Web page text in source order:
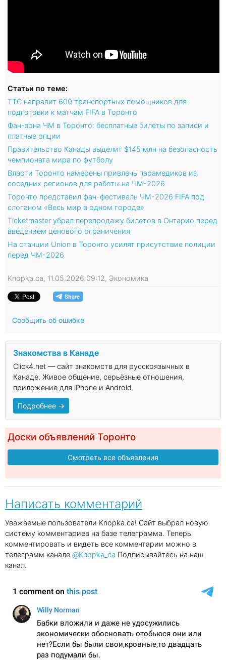
Статьи по теме:
TTC направит 600 транспортных помощников для
подготовки к матчам FIFA в Торонто
Фан-зона ЧМ в Торонто: бесплатные билеты по записи и
платные опции
Правительство Канады выделит $145 млн на безопасность
чемпионата мира по футболу
Власти Торонто намерены привлечь парамедиков из
соседних регионов для работы на ЧМ-2026
Торонто представил фан-фестиваль ЧМ-2026 FIFA под
слоганом «Весь мир в одном городе»
Ticketmaster убрал перепродажу билетов в Онтарио перед
введением ценового ограничения
На станции Union в Торонто усилят присутствие полиции
перед ЧМ-2026
Knopka.ca, 11.05.2026 09:12, Экономика
Сообщить об ошибке
Знакомства в Канаде
Click4.net — сайт знакомств для русскоязычных в
Канаде. Живое общение, серьёзные отношения,
приложение для iPhone и Android.
Подробнее →
Доски объявлений Торонто
Смотреть все объявления
Написать комментарий
Уважаемые пользователи Knopka.ca! Сайт выбрал новую
систему комментариев на базе телеграмма. Теперь
комментировать и видеть все комментарии можно в
телеграмм канале @Knopka_ca Подписывайтесь на наш
канал.